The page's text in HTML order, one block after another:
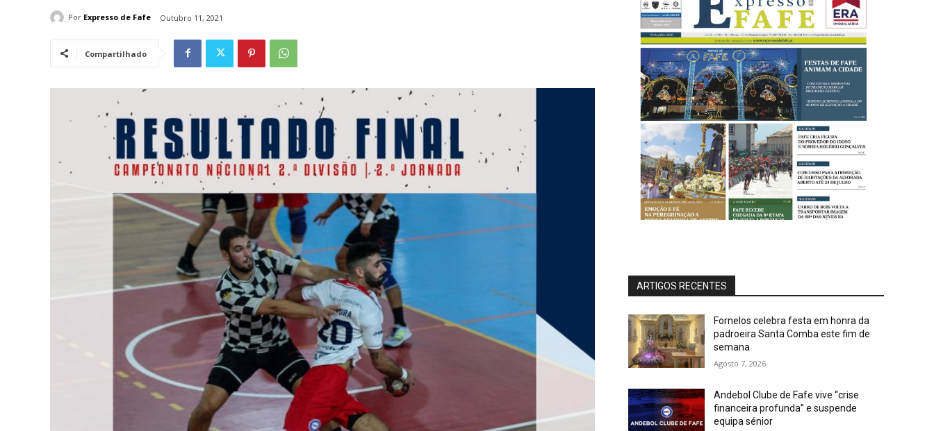
Por Expresso de Fafe Outubro 11, 2021
Compartilhado
ARTIGOS RECENTES
Fornelos celebra festa em honra da
padroeira Santa Comba este fim de
semana
Agosto 7, 2026
Andebol Clube de Fafe vive “crise
financeira profunda” e suspende
equipa sénior